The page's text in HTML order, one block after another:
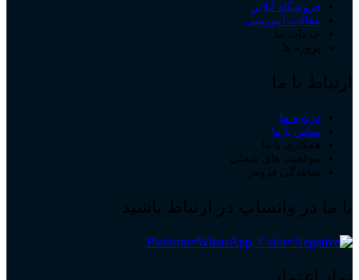
فروشگاه آنلاین
مقالات آموزشی
خدمات ما
پروژه ها
ارتباط با ما
درباره ما
تماس با ما
همکاری با ما
موقعیت های شغلی
نمایندگی فروش
با ما در واتساپ در ارتباط باشید